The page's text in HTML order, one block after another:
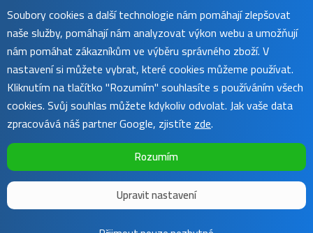
259 Kč
obvykle do 45 dnů koupit
Sunnysoft2016 - 2026 | Template by
Soubory cookies a další technologie nám pomáhají zlepšovat
naše služby, pomáhají nám analyzovat výkon webu a umožňují
nám pomáhat zákazníkům ve výběru správného zboží. V
nastavení si můžete vybrat, které cookies můžeme používat.
Kliknutím na tlačítko "Rozumím" souhlasíte s používáním všech
cookies. Svůj souhlas můžete kdykoliv odvolat. Jak vaše data
zpracovává náš partner Google, zjistítezde.
Rozumím
Upravit nastavení